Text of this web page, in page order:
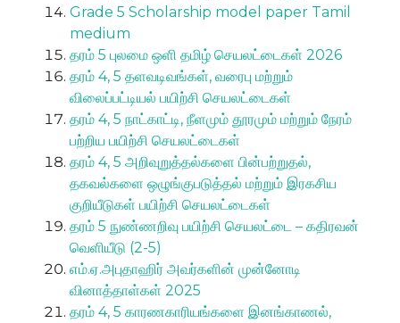
Grade 5 Scholarship model paper Tamil
medium
தரம் 5 புலமை ஒளி தமிழ் செயலட்டைகள் 2026
தரம் 4, 5 தளவடிவங்கள், வரைபு மற்றும்
விலைப்பட்டியல் பயிற்சி செயலட்டைகள்
தரம் 4, 5 நாட்காட்டி, நீளமும் தூரமும் மற்றும் நேரம்
பற்றிய பயிற்சி செயலட்டைகள்
தரம் 4, 5 அறிவுறுத்தல்களை பின்பற்றுதல்,
தகவல்களை ஒழுங்குபடுத்தல் மற்றும் இரகசிய
குறியீடுகள் பயிற்சி செயலட்டைகள்
தரம் 5 நுண்ணறிவு பயிற்சி செயலட்டை – கதிரவன்
வெளியீடு (2-5)
எம்.ஏ.அபுதாஹிர் அவர்களின் முன்னோடி
வினாத்தாள்கள் 2025
தரம் 4, 5 காரணகாரியங்களை இனங்காணல்,